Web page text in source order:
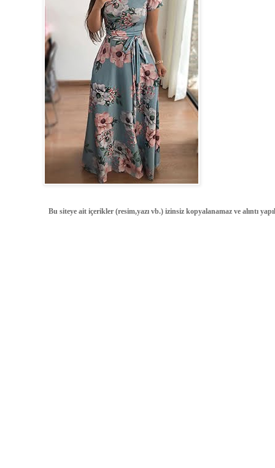
Bu siteye ait içerikler (resim,yazı vb.) izinsiz kopyalanamaz ve alıntı